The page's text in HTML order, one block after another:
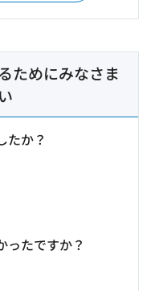
ためにみなさま
たか？
ったですか？